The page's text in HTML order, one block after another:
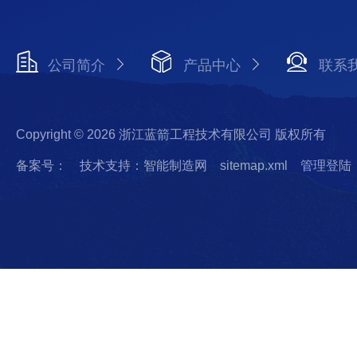
公司简介 产品中心 联系
Copyright © 2026 浙江蓝箭工程技术有限公司 版权所有
备案号： 技术支持：智能制造网 sitemap.xml 管理登陆